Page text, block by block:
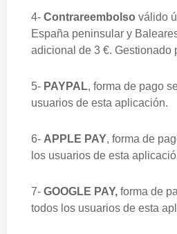
4- Contrareembolso válido
España peninsular y
adicional de 3 €. Gestionado
5- PAYPAL, forma de pago
usuarios de esta aplicación.
6- APPLE PAY, forma de
los usuarios de esta
7- GOOGLE PAY, forma de
todos los usuarios de esta